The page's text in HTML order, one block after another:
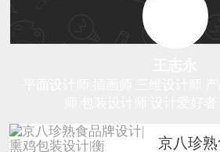
恭喜159****4930用户
恭喜150****6483用户
恭喜133****6466用户